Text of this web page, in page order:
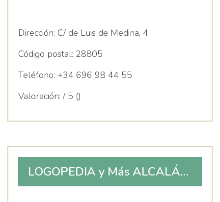
Dirección: C/ de Luis de Medina, 4
Código postal: 28805
Teléfono: +34 696 98 44 55
Valoración: / 5 ()
LOGOPEDIA y Más ALCALÁ